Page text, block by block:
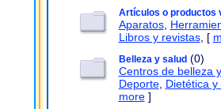
Artículos o productos
Aparatos,
Libros y revistas, [
Belleza y salud(0)
Centros de belleza
Deporte, Dietética
more]